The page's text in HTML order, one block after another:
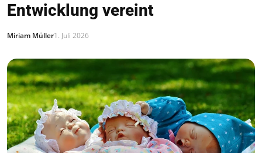
Entwicklung vereint
Miriam Müller1. Juli 2026